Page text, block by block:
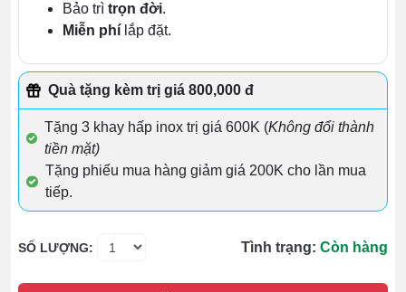
Bảo trì trọn đời.
Miễn phí lắp đặt.
Quà tặng kèm trị giá 800,000 đ
Tặng 3 khay hấp inox trị giá 600K (Không đổi thành
tiền mặt)
Tặng phiếu mua hàng giảm giá 200K cho lần mua
tiếp.
SỐ LƯỢNG: Tình trạng: Còn hàng